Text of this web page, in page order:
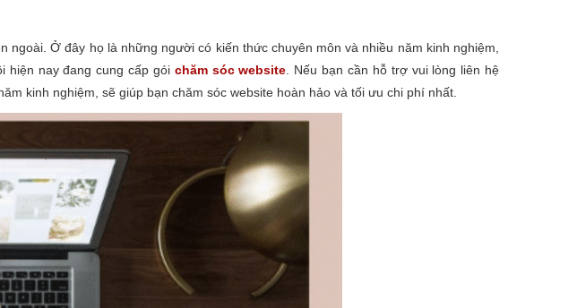
ngoài. Ở đây họ là những người có kiến thức chuyên môn và nhiều năm kinh nghiệm,
hiện nay đang cung cấp gói chăm sóc website . Nếu bạn cần hỗ trợ vui lòng liên hệ
kinh nghiệm, sẽ giúp bạn chăm sóc website hoàn hảo và tối ưu chi phí nhất.